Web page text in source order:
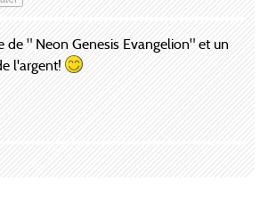
de " Neon Genesis Evangelion" et un
l'argent!